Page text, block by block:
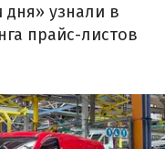
дня» узнали в
прайс-листов